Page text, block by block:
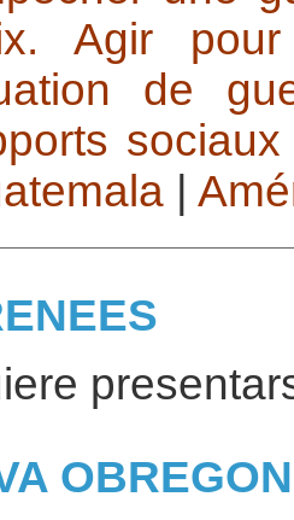
Agir
de
sociaux
OBREGON